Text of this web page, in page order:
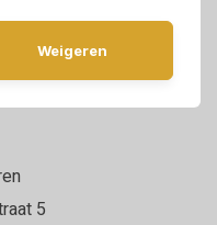
Weigeren
5